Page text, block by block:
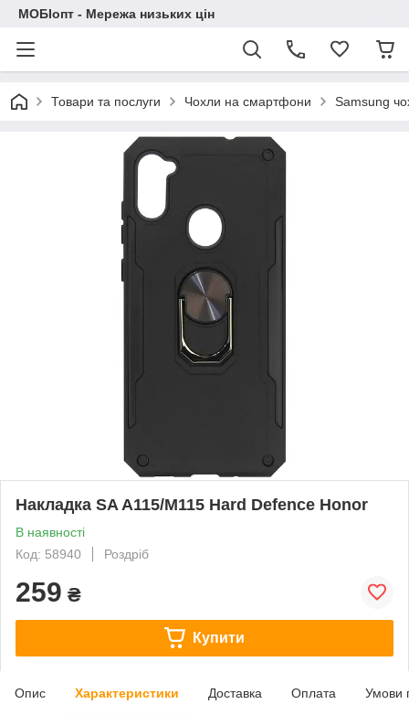
МОБІопт - Мережа низьких цін
Товари та послуги Чохли на смартфони Samsung
Накладка SA A115/M115 Hard Defence Honor
В наявності
Код: 58940
Роздріб
259 ₴
Купити
Опис Характеристики Доставка Оплата Умови